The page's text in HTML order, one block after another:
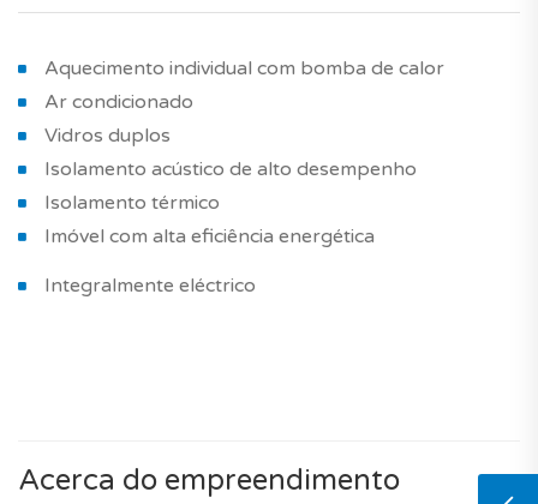
Aquecimento individual com bomba de calor
Ar condicionado
Vidros duplos
Isolamento acústico de alto desempenho
Isolamento térmico
Imóvel com alta eficiência energética
Integralmente eléctrico
Acerca do empreendimento